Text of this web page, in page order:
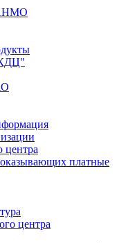
центра
платные
центра